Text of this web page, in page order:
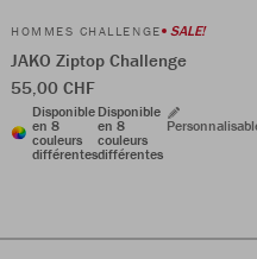
HOMMES CHALLENGE SALE!
JAKO Ziptop Challenge
55,00 CHF
Disponible
en 8
couleurs
différentes
Disponible
en 8
couleurs
différentes